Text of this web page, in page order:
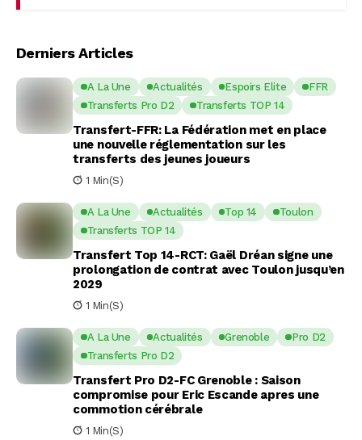
Derniers Articles
A La Une Actualités Espoirs Elite
FFR
Transferts Pro D2
Transferts TOP 14
Transfert-FFR: La Fédération met en place
une nouvelle réglementation sur les
transferts des jeunes joueurs
1 Min(s)
A La Une Actualités Top 14
Toulon
Transferts TOP 14
Transfert Top 14-RCT: Gaël Dréan signe une
prolongation de contrat avec Toulon jusqu’en
2029
1 Min(s)
A La Une Actualités Grenoble
Pro D2
Transferts Pro D2
Transfert Pro D2-FC Grenoble : Saison
compromise pour Eric Escande apres une
commotion cérébrale
1 Min(s)